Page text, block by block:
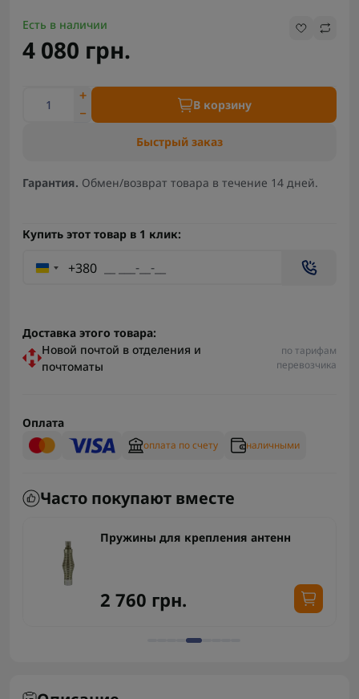
Есть в наличии
4 080 грн.
В корзину
Быстрый заказ
Гарантия. Обмен/возврат товара в течение 14 дней.
Купить этот товар в 1 клик:
+380
Доставка этого товара:
Новой почтой в отделения и
почтоматы
по тарифам
перевозчика
Оплата
оплата по счету наличными
Часто покупают вместе
Пружины для крепления антенн
2 760 грн.